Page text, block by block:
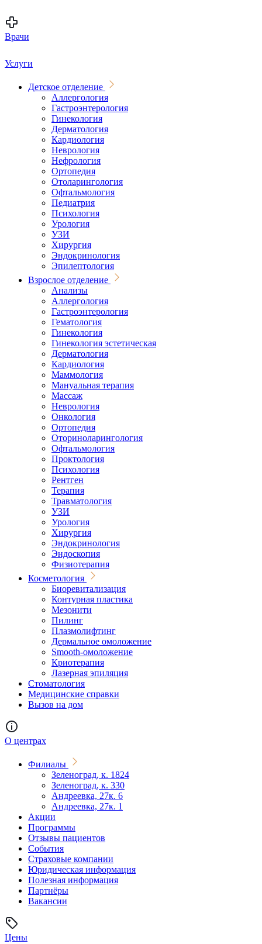
Врачи
Услуги
Детское отделение
Аллергология
Гастроэнтерология
Гинекология
Дерматология
Кардиология
Неврология
Нефрология
Ортопедия
Отоларингология
Офтальмология
Педиатрия
Психология
Урология
УЗИ
Хирургия
Эндокринология
Эпилептология
Взрослое отделение
Анализы
Аллергология
Гастроэнтерология
Гематология
Гинекология
Гинекология эстетическая
Дерматология
Кардиология
Маммология
Мануальная терапия
Массаж
Неврология
Онкология
Ортопедия
Оториноларингология
Офтальмология
Проктология
Психология
Рентген
Терапия
Травматология
УЗИ
Урология
Хирургия
Эндокринология
Эндоскопия
Физиотерапия
Косметология
Биоревитализация
Контурная пластика
Мезонити
Пилинг
Плазмолифтинг
Дермальное омоложение
Smooth-омоложение
Криотерапия
Лазерная эпиляция
Стоматология
Медицинские справки
Вызов на дом
О центрах
Филиалы
Зеленоград, к. 1824
Зеленоград, к. 330
Андреевка, 27к. 6
Андреевка, 27к. 1
Акции
Программы
Отзывы пациентов
События
Страховые компании
Юридическая информация
Полезная информация
Партнёры
Вакансии
Цены